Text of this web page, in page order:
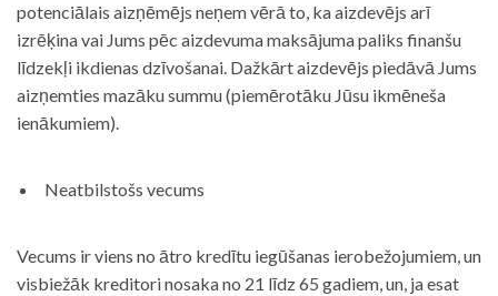
potenciālais aizņēmējs neņem vērā to, ka aizdevējs arī
izrēķina vai Jums pēc aizdevuma maksājuma paliks finanšu
līdzekļi ikdienas dzīvošanai. Dažkārt aizdevējs piedāvā Jums
aizņemties mazāku summu (piemērotāku Jūsu ikmēneša
ienākumiem).
Neatbilstošs vecums
Vecums ir viens no ātro kredītu iegūšanas ierobežojumiem, un
visbiežāk kreditori nosaka no 21 līdz 65 gadiem, un, ja esat